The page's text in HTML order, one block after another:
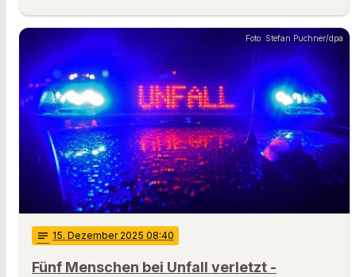
Foto: Stefan Puchner/dpa
notes 15. Dezember 2025 08:40
Fünf Menschen bei Unfall verletzt -